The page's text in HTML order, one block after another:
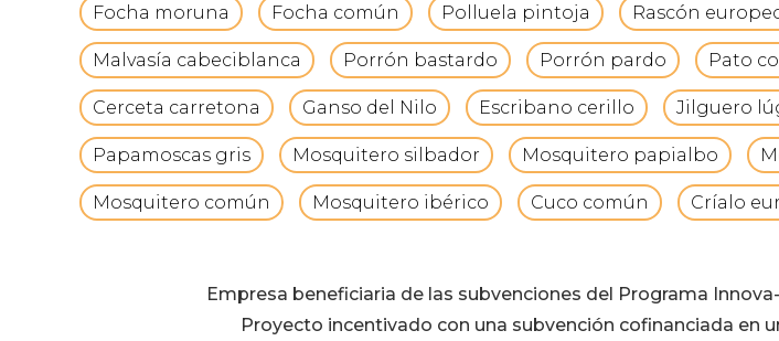
Focha moruna Focha común Polluela pintoja Rascón
Malvasía cabeciblanca Porrón bastardo Porrón pardo Pato
Cerceta carretona Ganso del Nilo Escribano cerillo Jilguero
Papamoscas gris Mosquitero silbador Mosquitero papialbo
Mosquitero común Mosquitero ibérico Cuco común Críalo
Empresa beneficiaria de las subvenciones del Programa
Proyecto incentivado con una subvención cofinanciada en